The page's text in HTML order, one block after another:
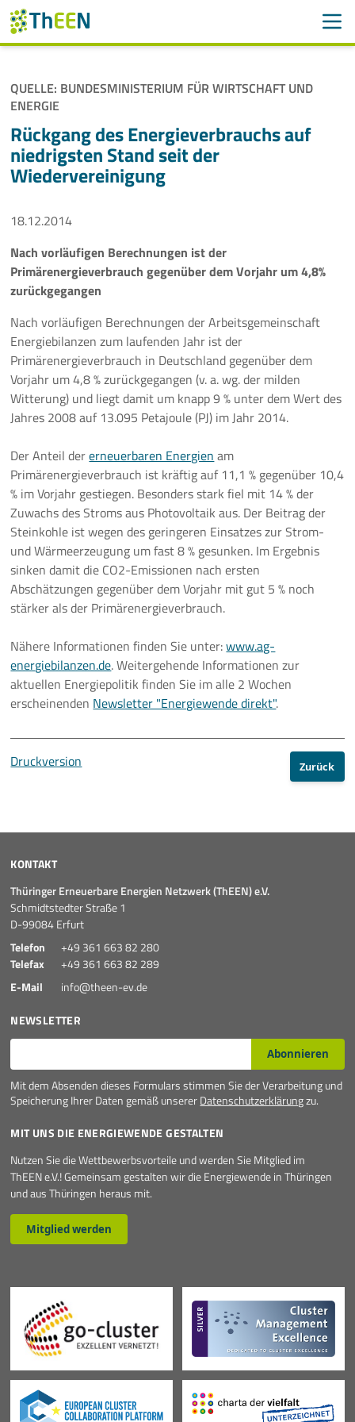
Navigation überspringen
ThEEN
Services
Mitglieder
Aktivitäten
Veranstaltungen
Aktuelles
Meldungen
Pressemeldungen
Branchenmeldungen
Statements
Positionen
Jobs
Mediathek
Akkreditierung
Mehr
QUELLE: BUNDESMINISTERIUM FÜR WIRTSCHAFT UND
ENERGIE
Rückgang des Energieverbrauchs auf
niedrigsten Stand seit der
Wiedervereinigung
18.12.2014
Nach vorläufigen Berechnungen ist der
Primärenergieverbrauch gegenüber dem Vorjahr um 4,8%
zurückgegangen
Nach vorläufigen Berechnungen der Arbeitsgemeinschaft
Energiebilanzen zum laufenden Jahr ist der
Primärenergieverbrauch in Deutschland gegenüber dem
Vorjahr um 4,8 % zurückgegangen (v. a. wg. der milden
Witterung) und liegt damit um knapp 9 % unter dem Wert des
Jahres 2008 auf 13.095 Petajoule (PJ) im Jahr 2014.
Der Anteil dererneuerbaren Energien am
Primärenergieverbrauch ist kräftig auf 11,1 % gegenüber 10,4
% im Vorjahr gestiegen. Besonders stark fiel mit 14 % der
Zuwachs des Stroms aus Photovoltaik aus. Der Beitrag der
Steinkohle ist wegen des geringeren Einsatzes zur Strom-
und Wärmeerzeugung um fast 8 % gesunken. Im Ergebnis
sinken damit die CO2-Emissionen nach ersten
Abschätzungen gegenüber dem Vorjahr mit gut 5 % noch
stärker als der Primärenergieverbrauch.
Nähere Informationen finden Sie unter:www.ag-
energiebilanzen.de. Weitergehende Informationen zur
aktuellen Energiepolitik finden Sie im alle 2 Wochen
erscheinenden Newsletter "Energiewende direkt".
Druckversion Zurück
KONTAKT
Thüringer Erneuerbare Energien Netzwerk (ThEEN) e.V.
Schmidtstedter Straße 1
D-99084 Erfurt
Telefon
+49 361 663 82 280
Telefax
+49 361 663 82 289
E-Mail
info@theen-ev.de
NEWSLETTER
E-Mail* Abonnieren
Mit dem Absenden dieses Formulars stimmen Sie der Verarbeitung und
Speicherung Ihrer Daten gemäß unsererDatenschutzerklärungzu.
MIT UNS DIE ENERGIEWENDE GESTALTEN
Nutzen Sie die Wettbewerbsvorteile und werden Sie Mitglied im
ThEEN e.V.! Gemeinsam gestalten wir die Energiewende in Thüringen
und aus Thüringen heraus mit.
Mitglied werden